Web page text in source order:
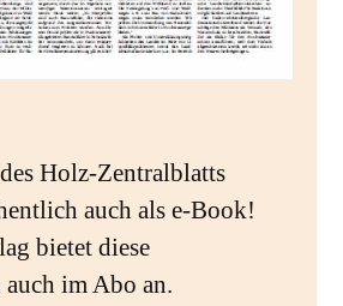
Holz-Zentralblatts
auch als e-Book!
bietet diese
im Abo an.